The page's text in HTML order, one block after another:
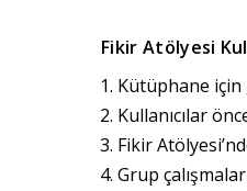
Fikir Atölyesi
Kütüphane için
Kullanıcılar
Fikir
Grup